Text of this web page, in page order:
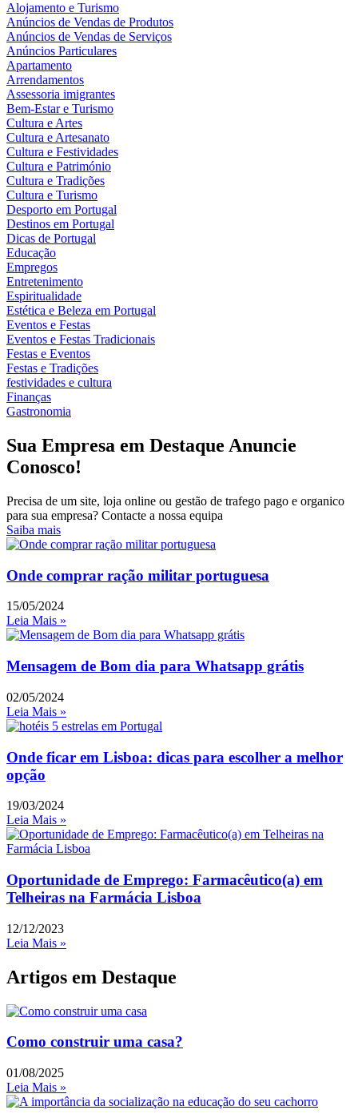
Alojamento e Turismo
Anúncios de Vendas de Produtos
Anúncios de Vendas de Serviços
Anúncios Particulares
Apartamento
Arrendamentos
Assessoria imigrantes
Bem-Estar e Turismo
Cultura e Artes
Cultura e Artesanato
Cultura e Festividades
Cultura e Património
Cultura e Tradições
Cultura e Turismo
Desporto em Portugal
Destinos em Portugal
Dicas de Portugal
Educação
Empregos
Entretenimento
Espiritualidade
Estética e Beleza em Portugal
Eventos e Festas
Eventos e Festas Tradicionais
Festas e Eventos
Festas e Tradições
festividades e cultura
Finanças
Gastronomia
Sua Empresa em Destaque Anuncie
Conosco!
Precisa de um site, loja online ou gestão de trafego pago e organico
para sua empresa? Contacte a nossa equipa
Saiba mais
Onde comprar ração militar portuguesa
15/05/2024
Leia Mais »
Mensagem de Bom dia para Whatsapp grátis
02/05/2024
Leia Mais »
Onde ficar em Lisboa: dicas para escolher a melhor
opção
19/03/2024
Leia Mais »
Oportunidade de Emprego: Farmacêutico(a) em
Telheiras na Farmácia Lisboa
12/12/2023
Leia Mais »
Artigos em Destaque
Como construir uma casa?
01/08/2025
Leia Mais »